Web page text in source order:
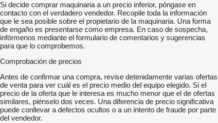
Si decide comprar maquinaria a un precio inferior, póngase en
contacto con el verdadero vendedor. Recopile toda la información
que le sea posible sobre el propietario de la maquinaria. Una forma
de engaño es presentarse como empresa. En caso de sospecha,
infórmenos mediante el formulario de comentarios y sugerencias
para que lo comprobemos.
Comprobación de precios
Antes de confirmar una compra, revise detenidamente varias ofertas
de venta para ver cuál es el precio medio del equipo elegido. Si el
precio de la oferta que le interesa es mucho menor que el de ofertas
similares, piénselo dos veces. Una diferencia de precio significativa
puede conllevar a defectos ocultos o a un intento de fraude por parte
del vendedor.